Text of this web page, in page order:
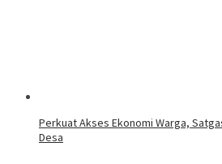
Perkuat Akses Ekonomi Warga,
Desa